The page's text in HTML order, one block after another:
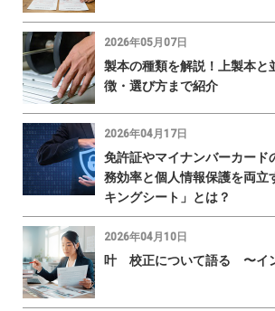
2026年05月07日
製本の種類を解説！上製本と
徴・選び方まで紹介
2026年04月17日
免許証やマイナンバーカード
務効率と個人情報保護を両立
キングシート」とは？
2026年04月10日
叶 校正について語る 〜イ